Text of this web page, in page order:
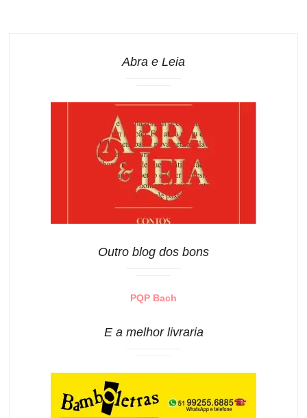
Abra e Leia
Outro blog dos bons
PQP Bach
E a melhor livraria